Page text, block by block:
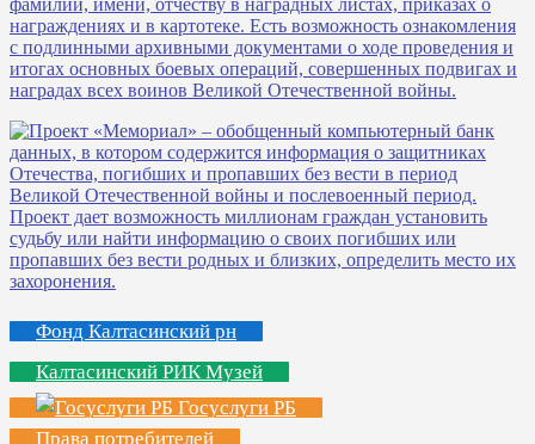
Фонд Калтасинский рн
Калтасинский РИК Музей
Госуслуги РБ
Права потребителей